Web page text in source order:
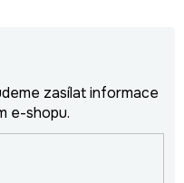
zasílat informace
e-shopu.